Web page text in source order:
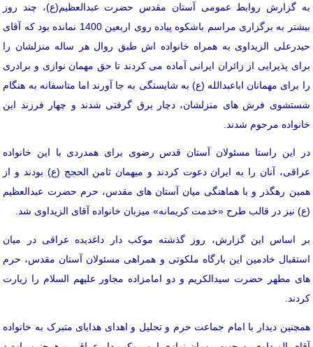
به گزارش روابط عمومی آستان مقدس حضرت عبدالعظیم(ع)، چند روز
بیشتر به برگزاری مراسم باشکوه پیاده روی اربعین 1400 نمانده بود که آقای
حیدرعلی الزیداوی به همراه خانواده اش طبق روال هر ساله منزلشان را
برای پذیرایی از زائران ایرانی آماده می کردند تا حق مهمان نوازی و برادری
را برای مهمانان اباعبدالله (ع) به شایستگی به جا آورند اما متاسفانه به هنگام
شستشوی فرش های منزلشان، دچار برق گرفتی شدند و چهار فرزند این
خانواده مرحوم شدند.
در این راستا مسئولان آستان قدس رضوی برای همدردی با این خانواده
عراقی، آنان را به ایران دعوت کردند و میهمان ثامن الحجج (ع) بودند و از
همین رهگذر و با هماهنگی میان آستان های مقدس، حرم حضرت عبدالعظیم
(ع) نیز در قالب طرح «خدمت کریمانه» میزبان خانواده آقای الزیداوی شد.
بر اساس این گزارش، روز گذشته موکب دار داغدیده عراقی در میان
استقبال خادمین این بارگاه ملکوتی و همراهی مسئولان آستان مقدس، حرم
های مطهر حضرت سیدالکریم و دو امامزاده مجاور علیهم السلام را زیارت
کردند.
همچنین دیدار با امام جماعت حرم و تجلیل و اهدای هدایای متبرک به خانواده